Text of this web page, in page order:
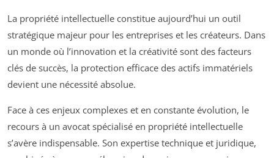
La propriété intellectuelle constitue aujourd’hui un outil
stratégique majeur pour les entreprises et les créateurs. Dans
un monde où l’innovation et la créativité sont des facteurs
clés de succès, la protection efficace des actifs immatériels
devient une nécessité absolue.
Face à ces enjeux complexes et en constante évolution, le
recours à un avocat spécialisé en propriété intellectuelle
s’avère indispensable. Son expertise technique et juridique,